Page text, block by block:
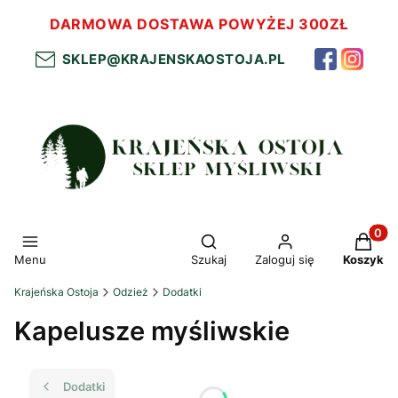
DARMOWA DOSTAWA POWYŻEJ 300ZŁ
SKLEP@KRAJENSKAOSTOJA.PL
Menu
Otwórz wyszukiwarkę
Szukaj Zaloguj się Koszyk
Krajeńska Ostoja Odzież Dodatki
Kapelusze myśliwskie
Dodatki